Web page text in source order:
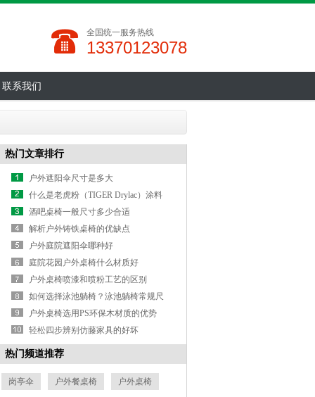
全国统一服务热线
13370123078
联系我们
热门文章排行
户外遮阳伞尺寸是多大
什么是老虎粉（TIGER Drylac）涂料
酒吧桌椅一般尺寸多少合适
解析户外铸铁桌椅的优缺点
户外庭院遮阳伞哪种好
庭院花园户外桌椅什么材质好
户外桌椅喷漆和喷粉工艺的区别
如何选择泳池躺椅？泳池躺椅常规尺
寸
户外桌椅选用PS环保木材质的优势
轻松四步辨别仿藤家具的好坏
热门频道推荐
岗亭伞 户外餐桌椅 户外桌椅